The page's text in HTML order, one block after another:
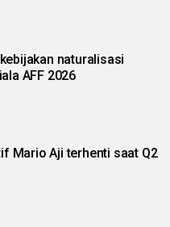
naturalisasi
AFF 2026
Mario Aji terhenti saat Q2